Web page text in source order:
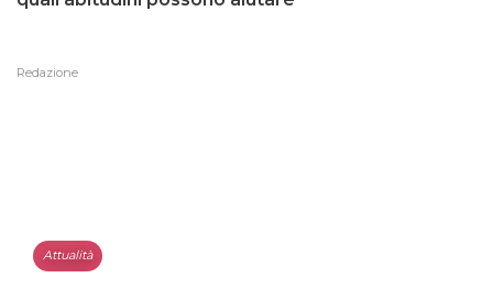
Redazione
Attualità